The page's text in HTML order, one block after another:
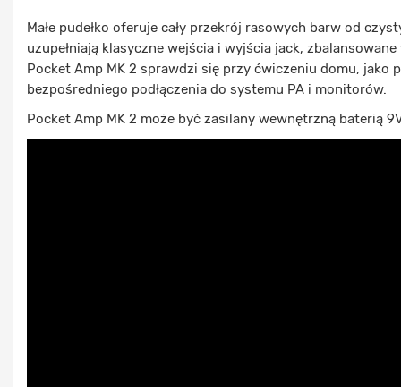
Małe pudełko oferuje cały przekrój rasowych barw od
uzupełniają klasyczne wejścia i wyjścia jack,
Pocket Amp MK 2 sprawdzi się przy ćwiczeniu domu,
bezpośredniego podłączenia do systemu PA i monitorów.
Pocket Amp MK 2 może być zasilany wewnętrzną baterią